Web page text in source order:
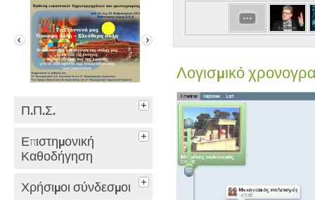
έκθεση εικαστικών
δημιουργημάτων και φαν…
Χριστουγεννιάτικη
εκδήλωση 2ο.Π.Σ
Π.Π.Σ.
Επιστημονική
Καθοδήγηση
Χρήσιμοι σύνδεσμοι
Λογισμικό